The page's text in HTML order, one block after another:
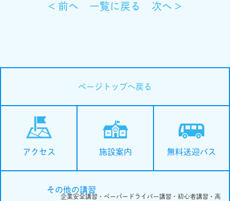
< 前へ 一覧に戻る 次へ >
ページトップへ戻る
アクセス 施設案内 無料送迎バス
その他の講習
企業安全講習・ペーパードライバー講習・初心者講習・高